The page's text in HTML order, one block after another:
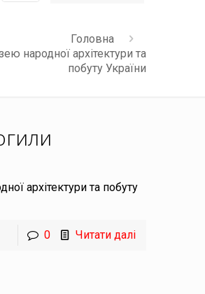
Головна
народної архітектури та
побуту України
архітектури та побуту
0 Читати далі